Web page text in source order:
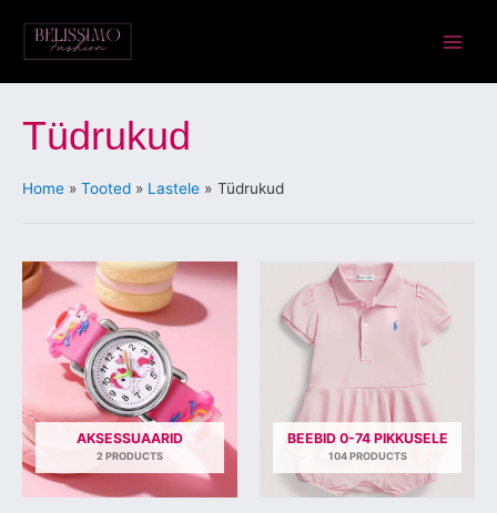
Menu
Tüdrukud
Home Tooted Lastele Tüdrukud
AKSESSUAARID
2 PRODUCTS
BEEBID 0-74 PIKKUSELE
104 PRODUCTS